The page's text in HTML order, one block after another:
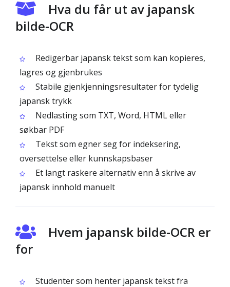
Hva du får ut av japansk
bilde‑OCR
Redigerbar japansk tekst som kan kopieres,
lagres og gjenbrukes
Stabile gjenkjenningsresultater for tydelig
japansk trykk
Nedlasting som TXT, Word, HTML eller
søkbar PDF
Tekst som egner seg for indeksering,
oversettelse eller kunnskapsbaser
Et langt raskere alternativ enn å skrive av
japansk innhold manuelt
Hvem japansk bilde‑OCR er
for
Studenter som henter japansk tekst fra